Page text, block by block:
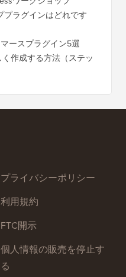
プラグインはどれです
ースプラグイン5選
作成する方法（ステッ
プライバシーポリシー
利用規約
FTC開示
個人情報の販売を停止す
る